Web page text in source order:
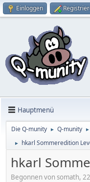
Einloggen
Hauptmenü
Die Q-munity ► Q-munity ►
► hkarl Sommeredition
hkarl
Begonnen von somath,